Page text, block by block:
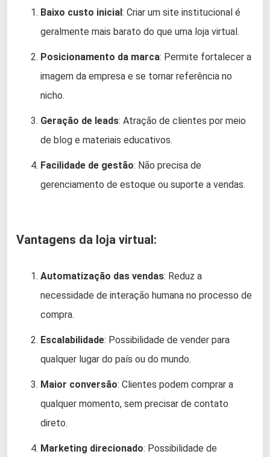
Baixo custo inicial : Criar um site institucional é
geralmente mais barato do que uma loja virtual.
Posicionamento da marca: Permite fortalecer a
imagem da empresa e se tornar referência no
nicho.
Geração de leads: Atração de clientes por meio
de blog e materiais educativos.
Facilidade de gestão: Não precisa de
gerenciamento de estoque ou suporte a vendas.
Vantagens da loja virtual:
Automatização das vendas: Reduz a
necessidade de interação humana no processo de
compra.
Escalabilidade: Possibilidade de vender para
qualquer lugar do país ou do mundo.
Maior conversão: Clientes podem comprar a
qualquer momento, sem precisar de contato
direto.
Marketing direcionado: Possibilidade de